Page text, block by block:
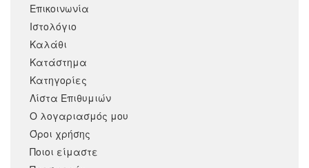
Επικοινωνία
Ιστολόγιο
Καλάθι
Κατάστημα
Κατηγορίες
Λίστα Επιθυμιών
Ο λογαριασμός μου
Όροι χρήσης
Ποιοι είμαστε